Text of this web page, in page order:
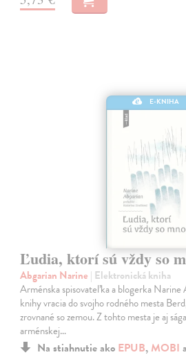
E-KNIHA
Ľudia, ktorí sú vždy so
Abgarian Narine | Elektronická kniha
Arménska spisovateľka a blogerka Narine
knihy vracia do svojho rodného mesta
zrovnané so zemou. Z tohto mesta je aj
arménskej…
Na stiahnutie ako EPUB, MOBI a